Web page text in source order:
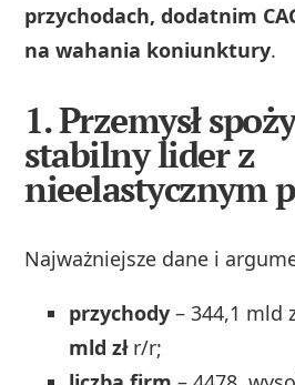
przychodach, dodatnim
na wahania koniunktury.
1.Przemysł
stabilny lider z
nieelastycznym
Najważniejsze dane i
przychody – 344,1 mld
mld złr/r;